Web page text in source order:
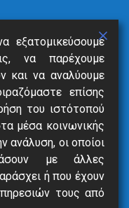
εξατομικεύσουμε
να παρέχουμε
και να αναλύουμε
επίσης
του ιστότοπού
μέσα κοινωνικής
ανάλυση, οι οποίοι
με άλλες
ή που έχουν
τους από